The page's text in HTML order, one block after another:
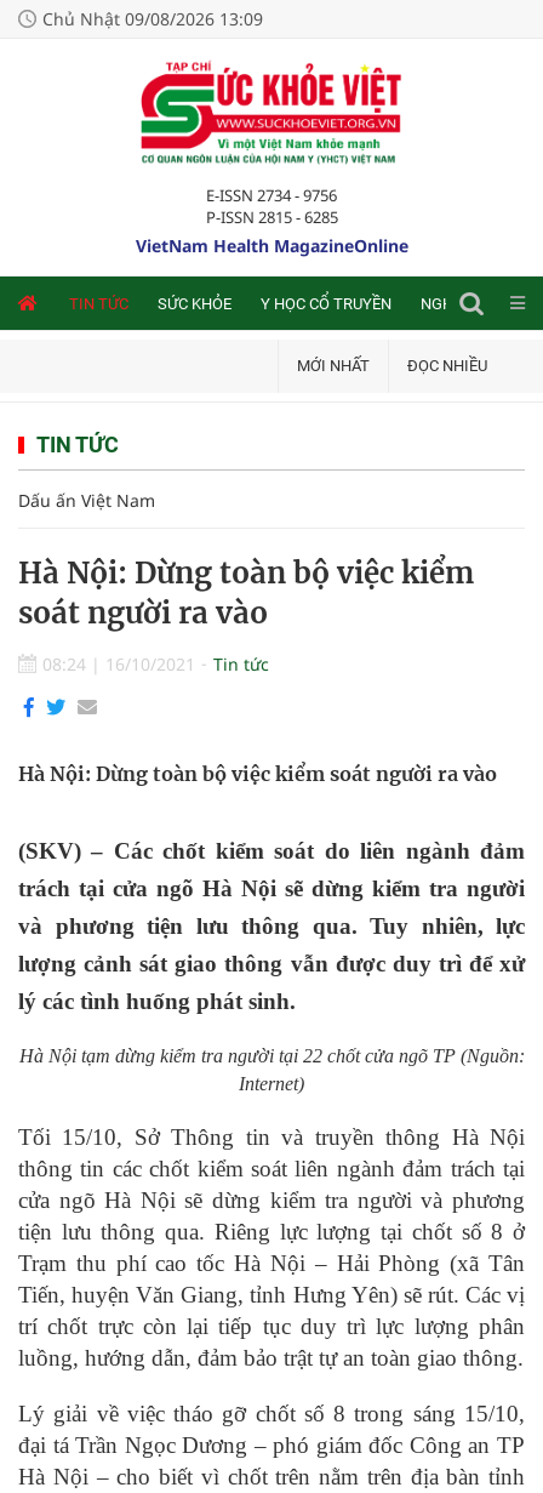
Chủ Nhật 09/08/2026 13:09
E-ISSN 2734 - 9756
P-ISSN 2815 - 6285
VietNam Health MagazineOnline
TIN TỨC SỨC KHỎE Y HỌC CỔ TRUYỀN NGHIÊN CỨU
MỚI NHẤT ĐỌC NHIỀU
TIN TỨC
Dấu ấn Việt Nam
Hà Nội: Dừng toàn bộ việc kiểm
soát người ra vào
08:24 | 16/10/2021 Tin tức
Hà Nội: Dừng toàn bộ việc kiểm soát người ra vào
(SKV) – Các chốt kiểm soát do liên ngành đảm
trách tại cửa ngõ Hà Nội sẽ dừng kiểm tra người
và phương tiện lưu thông qua. Tuy nhiên, lực
lượng cảnh sát giao thông vẫn được duy trì để xử
lý các tình huống phát sinh.
Hà Nội tạm dừng kiểm tra người tại 22 chốt cửa ngõ TP (Nguồn:
Internet)
Tối 15/10, Sở Thông tin và truyền thông Hà Nội
thông tin các chốt kiểm soát liên ngành đảm trách tại
cửa ngõ Hà Nội sẽ dừng kiểm tra người và phương
tiện lưu thông qua. Riêng lực lượng tại chốt số 8 ở
Trạm thu phí cao tốc Hà Nội – Hải Phòng (xã Tân
Tiến, huyện Văn Giang, tỉnh Hưng Yên) sẽ rút. Các vị
trí chốt trực còn lại tiếp tục duy trì lực lượng phân
luồng, hướng dẫn, đảm bảo trật tự an toàn giao thông.
Lý giải về việc tháo gỡ chốt số 8 trong sáng 15/10,
đại tá Trần Ngọc Dương – phó giám đốc Công an TP
Hà Nội – cho biết vì chốt trên nằm trên địa bàn tỉnh